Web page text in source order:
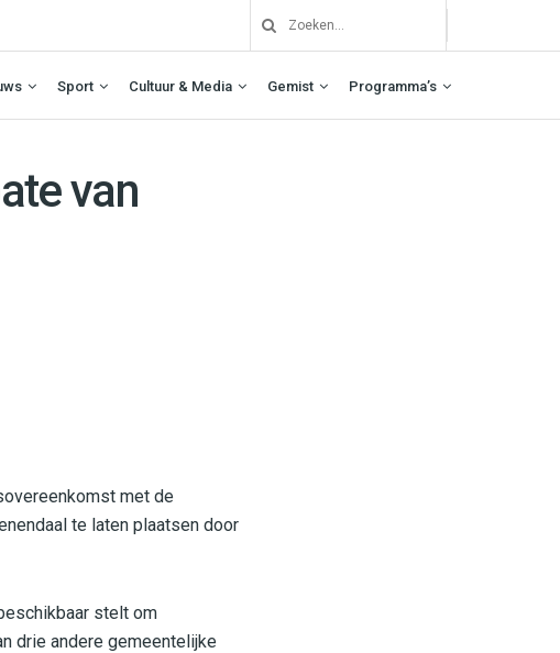
Sport Cultuur & Media Gemist Programma’s
van
met de
te laten plaatsen door
stelt om
drie andere gemeentelijke